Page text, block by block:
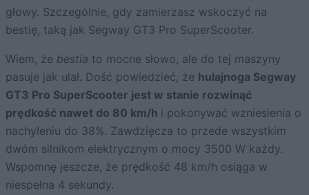
głowy. Szczególnie, gdy zamierzasz wskoczyć na
bestię, taką jak Segway GT3 Pro SuperScooter.
Wiem, że bestia to mocne słowo, ale do tej maszyny
pasuje jak ulał. Dość powiedzieć, że hulajnoga Segway
GT3 Pro SuperScooter jest w stanie rozwinąć
prędkość nawet do 80 km/h i pokonywać wzniesienia o
nachyleniu do 38%. Zawdzięcza to przede wszystkim
dwóm silnikom elektrycznym o mocy 3500 W każdy.
Wspomnę jeszcze, że prędkość 48 km/h osiąga w
niespełna 4 sekundy.